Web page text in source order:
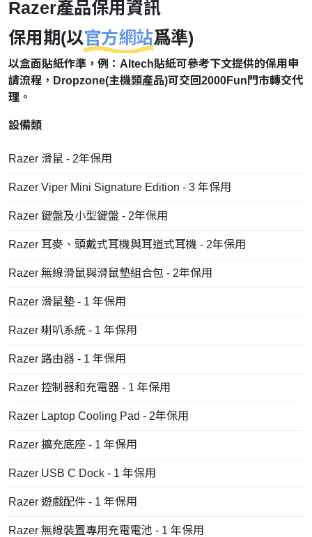
Razer產品保用資訊
保用期(以官方網站爲準)
以盒面貼紙作準，例：Altech貼紙可參考下文提供的保用申
請流程，Dropzone(主機類產品)可交回2000Fun門市轉交代
理。
設備類
Razer 滑鼠 - 2年保用
Razer Viper Mini Signature Edition - 3 年保用
Razer 鍵盤及小型鍵盤 - 2年保用
Razer 耳麥、頭戴式耳機與耳道式耳機 - 2年保用
Razer 無線滑鼠與滑鼠墊組合包 - 2年保用
Razer 滑鼠墊 - 1 年保用
Razer 喇叭系統 - 1 年保用
Razer 路由器 - 1 年保用
Razer 控制器和充電器 - 1 年保用
Razer Laptop Cooling Pad - 2年保用
Razer 擴充底座 - 1 年保用
Razer USB C Dock - 1 年保用
Razer 遊戲配件 - 1 年保用
Razer 無線裝置專用充電電池 - 1 年保用